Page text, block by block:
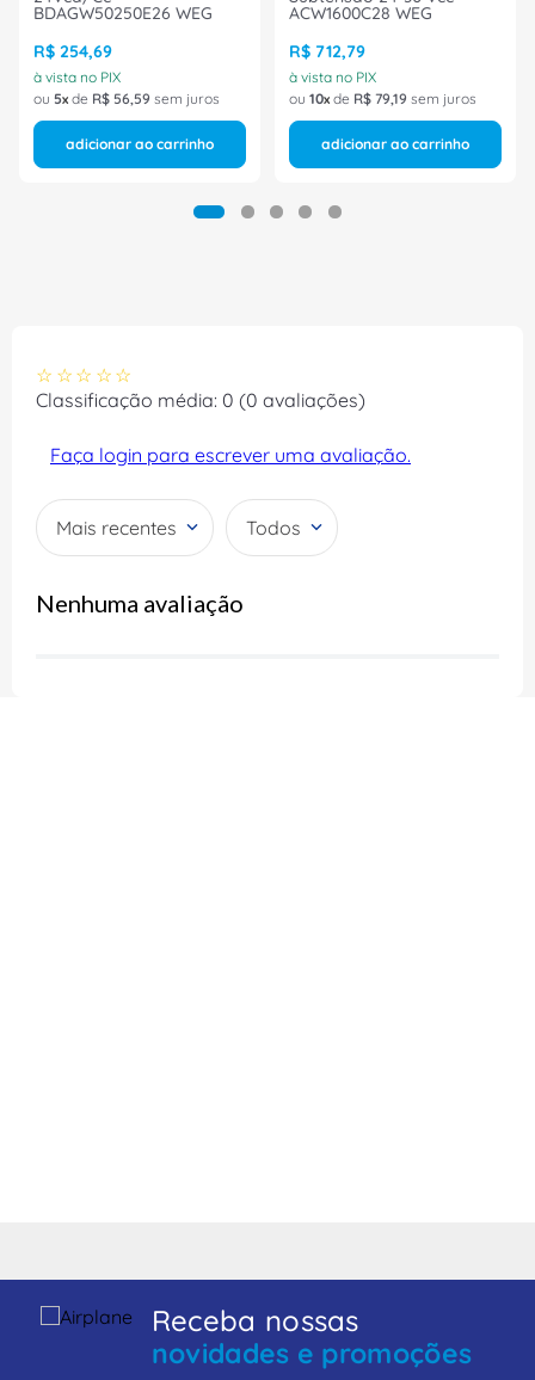
BDAGW50250E26 WEG
R$ 254,69
à vista no PIX
ou 5 de R$ 56,59 sem juros
adicionar ao carrinho
ACW1600C28 WEG
R$ 712,79
à vista no PIX
ou 10 de R$ 79,19 sem juros
adicionar ao carrinho
☆ ☆ ☆ ☆ ☆
Classificação média: 0 (0 avaliações)
Faça login para escrever uma avaliação.
Mais recentes Todos
Nenhuma avaliação
Receba nossas
novidades e promoções